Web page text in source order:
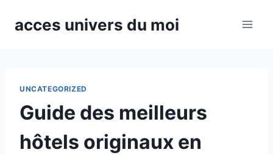
acces univers du moi
UNCATEGORIZED
Guide des meilleurs
hôtels originaux en